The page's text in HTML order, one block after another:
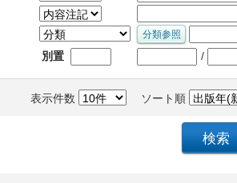
別置 /
表示件数 ソート順